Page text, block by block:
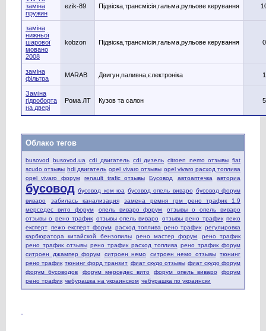
заміна
пружин
ezik-89 Підвіска,трансмісія,гальма,рульове керування
заміна
нижньої
шарової
мовано
2008
kobzon Підвіска,трансмісія,гальма,рульове керування 0
заміна
фільтра
MARAB Двигун,паливна,єлектроніка 1
Заміна
гідроборта
на двері
Рома ЛТ Кузов та салон 5
Облако тегов
busovod busovod.ua cdi двигатель cdi дизель citroen nemo отзывы fiat
scudo отзывы hdi двигатель opel vivaro отзывы opel vivaro расход топлива
opel vivaro форум
renault trafic отзывы Бусовод автоаптечка авториа
бусовод бусовод ком юа бусовод опель виваро бусовод форум
виваро
забилась канализация
замена ремня грм рено трафик 1.9
мерседес вито форум
опель виваро форум
отзывы о опель виваро
отзывы о рено трафик отзывы опель виваро отзывы рено трафик пежо
експерт пежо експерт форум расход топлива рено трафик регулировка
карбюратора китайской бензопилы
рено мастер форум
рено трафик
рено трафик отзывы рено трафик расход топлива рено трафик форум
ситроен джампер форум
ситроен немо ситроен немо отзывы тюнинг
рено трафик тюнинг форд транзит фиат скудо отзывы фиат скудо форум
форум бусоводов
форум мерседес вито форум опель виваро
форум
рено трафик чебурашка на украинском чебурашка по украински